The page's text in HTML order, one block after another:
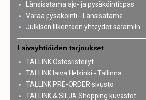
Länsisatama ajo- ja pysäköintiopas
Varaa pysäköinti - Länsisatama
Julkisen liikenteen yhteydet satamiin
Laivayhtiöiden tarjoukset
TALLINK Ostosristeilyt
TALLINK laiva Helsinki - Tallinna
TALLINK PRE-ORDER sivusto
TALLINK & SILJA Shopping kuvastot